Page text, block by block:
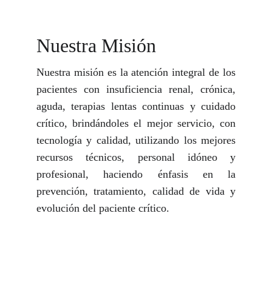
Nuestra Misión
Nuestra misión es la atención integral de los
pacientes con insuficiencia renal, crónica,
aguda, terapias lentas continuas y cuidado
crítico, brindándoles el mejor servicio, con
tecnología y calidad, utilizando los mejores
recursos técnicos, personal idóneo y
profesional, haciendo énfasis en la
prevención, tratamiento, calidad de vida y
evolución del paciente crítico.